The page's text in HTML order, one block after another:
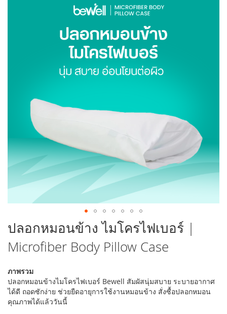
ข้าม
ไป
ที่
ส่วน
ต้น
ของ
แกล
เลอ
ปลอกหมอนข้าง ไมโครไฟเบอร์ |
Microfiber Body Pillow Case
ภาพรวม
ปลอกหมอนข้างไมโครไฟเบอร์ Bewell สัมผัสนุ่มสบาย ระบายอากาศ
ได้ดี ถอดซักง่าย ช่วยยืดอายุการใช้งานหมอนข้าง สั่งซื้อปลอกหมอน
คุณภาพได้แล้ววันนี้